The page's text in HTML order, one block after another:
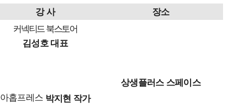
강 사
장소
커넥티드 북스토어
김성호 대표
상생플러스 스페이스
아홉프레스 박지현 작가